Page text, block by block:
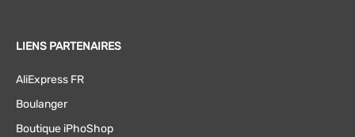
LIENS PARTENAIRES
AliExpress FR
Boulanger
Boutique iPhoShop